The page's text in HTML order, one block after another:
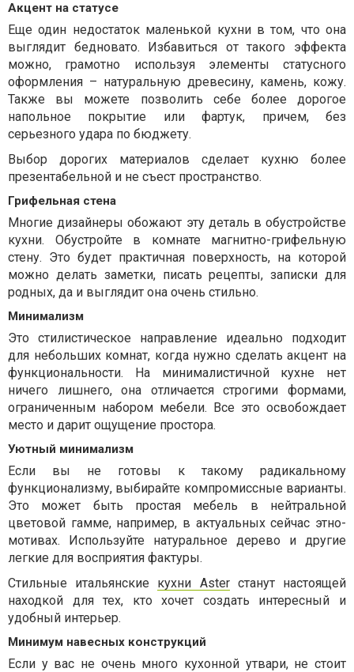
Акцент на статусе
Еще один недостаток маленькой кухни в том, что она
выглядит бедновато. Избавиться от такого эффекта
можно, грамотно используя элементы статусного
оформления – натуральную древесину, камень, кожу.
Также вы можете позволить себе более дорогое
напольное покрытие или фартук, причем, без
серьезного удара по бюджету.
Выбор дорогих материалов сделает кухню более
презентабельной и не съест пространство.
Грифельная стена
Многие дизайнеры обожают эту деталь в обустройстве
кухни. Обустройте в комнате магнитно-грифельную
стену. Это будет практичная поверхность, на которой
можно делать заметки, писать рецепты, записки для
родных, да и выглядит она очень стильно.
Минимализм
Это стилистическое направление идеально подходит
для небольших комнат, когда нужно сделать акцент на
функциональности. На минималистичной кухне нет
ничего лишнего, она отличается строгими формами,
ограниченным набором мебели. Все это освобождает
место и дарит ощущение простора.
Уютный минимализм
Если вы не готовы к такому радикальному
функционализму, выбирайте компромиссные варианты.
Это может быть простая мебель в нейтральной
цветовой гамме, например, в актуальных сейчас этно-
мотивах. Используйте натуральное дерево и другие
легкие для восприятия фактуры.
Стильные итальянские кухни Asterстанут настоящей
находкой для тех, кто хочет создать интересный и
удобный интерьер.
Минимум навесных конструкций
Если у вас не очень много кухонной утвари, не стоит